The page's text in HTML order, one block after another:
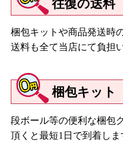
往復の送料
梱包キットや商品発送時
送料も全て当店にて負担
梱包キット
段ボール等の便利な梱包
頂くと最短1日で到着しま